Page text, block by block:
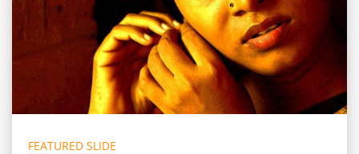
FEATURED SLIDE